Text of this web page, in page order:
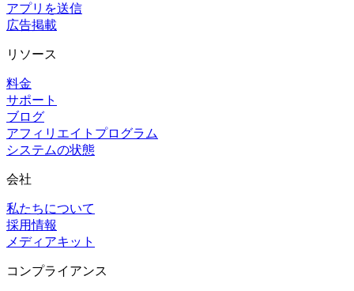
アプリを送信
広告掲載
リソース
料金
サポート
ブログ
アフィリエイトプログラム
システムの状態
会社
私たちについて
採用情報
メディアキット
コンプライアンス